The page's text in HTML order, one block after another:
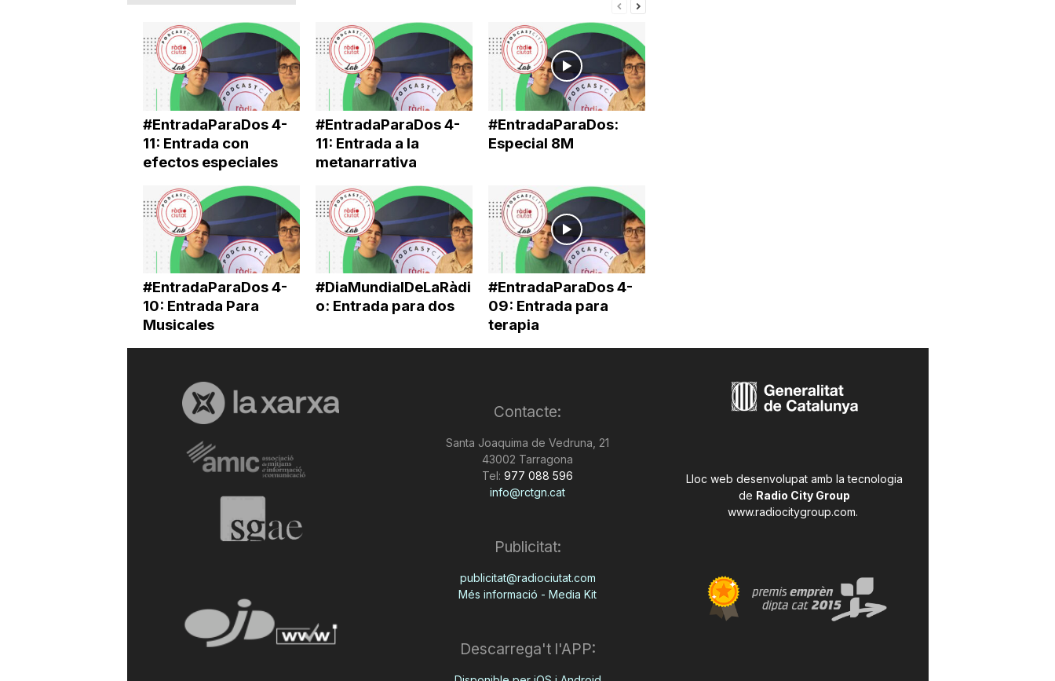
#EntradaParaDos 4-
11: Entrada con
efectos especiales
#EntradaParaDos 4-
11: Entrada a la
metanarrativa
#EntradaParaDos:
Especial 8M
#EntradaParaDos 4-
10: Entrada Para
Musicales
#DiaMundialDeLaRàdi
o: Entrada para dos
#EntradaParaDos 4-
09: Entrada para
terapia
Contacte:
Santa Joaquima de Vedruna, 21
43002 Tarragona
Tel: 977 088 596
info@rctgn.cat
Publicitat:
publicitat@radiociutat.com
Més informació - Media Kit
Descarrega't l'APP:
Lloc web desenvolupat amb la tecnologia
de Radio City Group
www.radiocitygroup.com.